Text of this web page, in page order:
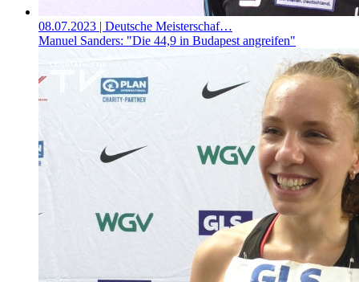
08.07.2023 | Deutsche Meisterschaf…
Manuel Sanders: "Die 44,9 in Budapest angreifen"